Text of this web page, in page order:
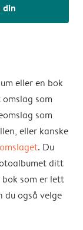
din
eller en bok
som
som
eller kanske
. Du
ditt
som er lett
du også velge